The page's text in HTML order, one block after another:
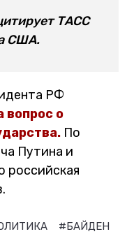
ТАСС
США.
РФ
вопрос о
По
Путина и
российская
#БАЙДЕН